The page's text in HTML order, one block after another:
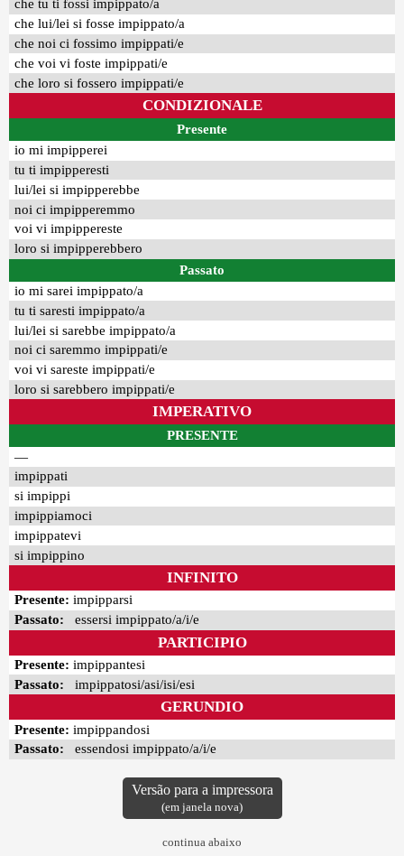
che tu ti fossi impippato/a
che lui/lei si fosse impippato/a
che noi ci fossimo impippati/e
che voi vi foste impippati/e
che loro si fossero impippati/e
CONDIZIONALE
Presente
io mi impipperei
tu ti impipperesti
lui/lei si impipperebbe
noi ci impipperemmo
voi vi impippereste
loro si impipperebbero
Passato
io mi sarei impippato/a
tu ti saresti impippato/a
lui/lei si sarebbe impippato/a
noi ci saremmo impippati/e
voi vi sareste impippati/e
loro si sarebbero impippati/e
IMPERATIVO
PRESENTE
—
impippati
si impippi
impippiamoci
impippatevi
si impippino
INFINITO
Presente: impipparsi
Passato: essersi impippato/a/i/e
PARTICIPIO
Presente: impippantesi
Passato: impippatosi/asi/isi/esi
GERUNDIO
Presente: impippandosi
Passato: essendosi impippato/a/i/e
Versão para a impressora
(em janela nova)
continua abaixo